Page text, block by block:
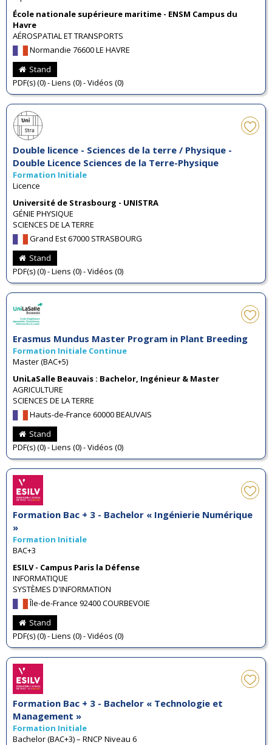
École nationale supérieure maritime - ENSM Campus du
Havre
AÉROSPATIAL ET TRANSPORTS
Normandie 76600 LE HAVRE
Stand
PDF(s) (0) - Liens (0) - Vidéos (0)
Double licence - Sciences de la terre / Physique -
Double Licence Sciences de la Terre-Physique
Formation Initiale
Licence
Université de Strasbourg - UNISTRA
GÉNIE PHYSIQUE
SCIENCES DE LA TERRE
Grand Est 67000 STRASBOURG
Stand
PDF(s) (0) - Liens (0) - Vidéos (0)
Erasmus Mundus Master Program in Plant Breeding
Formation Initiale Continue
Master (BAC+5)
UniLaSalle Beauvais : Bachelor, Ingénieur & Master
AGRICULTURE
SCIENCES DE LA TERRE
Hauts-de-France 60000 BEAUVAIS
Stand
PDF(s) (0) - Liens (0) - Vidéos (0)
Formation Bac + 3 - Bachelor « Ingénierie Numérique
»
Formation Initiale
BAC+3
ESILV - Campus Paris la Défense
INFORMATIQUE
SYSTÈMES D'INFORMATION
Île-de-France 92400 COURBEVOIE
Stand
PDF(s) (0) - Liens (0) - Vidéos (0)
Formation Bac + 3 - Bachelor « Technologie et
Management »
Formation Initiale
Bachelor (BAC+3) – RNCP Niveau 6